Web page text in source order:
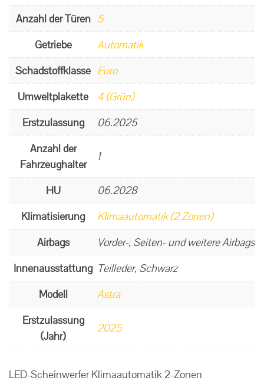
Anzahl der Türen 5
Getriebe
Automatik
Schadstoffklasse Euro
Umweltplakette
4 (Grün)
Erstzulassung
06.2025
Anzahl der
Fahrzeughalter
1
HU
06.2028
Klimatisierung
Klimaautomatik (2 Zonen)
Airbags
Vorder-, Seiten- und weitere Airbags
Innenausstattung Teilleder, Schwarz
Modell
Astra
Erstzulassung
(Jahr)
2025
LED-Scheinwerfer Klimaautomatik 2-Zonen